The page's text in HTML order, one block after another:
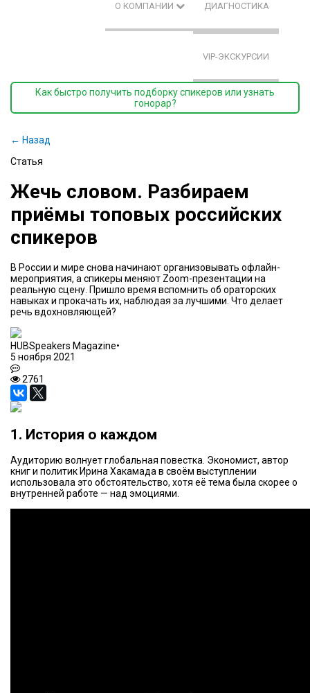
О КОМПАНИИ ДИАГНОСТИКА
VIP-ЭКСКУРСИИ
Как быстро получить подборку спикеров или узнать
гонорар?
← Назад
Статья
Жечь словом. Разбираем
приёмы топовых российских
спикеров
В России и мире снова начинают организовывать офлайн-
мероприятия, а спикеры меняют Zoom-презентации на
реальную сцену. Пришло время вспомнить об ораторских
навыках и прокачать их, наблюдая за лучшими. Что делает
речь вдохновляющей?
HUBSpeakers Magazine•
5 ноября 2021
2761
1. История о каждом
Аудиторию волнует глобальная повестка. Экономист, автор
книг и политик Ирина Хакамада в своём выступлении
использовала это обстоятельство, хотя её тема была скорее о
внутренней работе — над эмоциями.